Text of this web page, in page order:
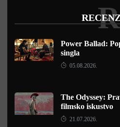
R
Power Ballad:
singla
05.08.2026.
The Odyssey:
filmsko iskustvo
21.07.2026.